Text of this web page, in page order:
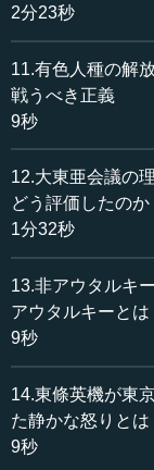
物であるが、日露
ば、これはけっ
渋沢栄一、それ
はみな賛成したが
村寿太郎は、「そ
は日本軍が血を流
にやる必要はな
議論だっ...
2分23秒
11.有色人種の解
戦うべき正義
9秒
12.大東亜会議の
どう評価したのか
1分32秒
13.非アウタルキ
アウタルキーとは
9秒
14.東條英機が東
た静かな怒りとは
9秒